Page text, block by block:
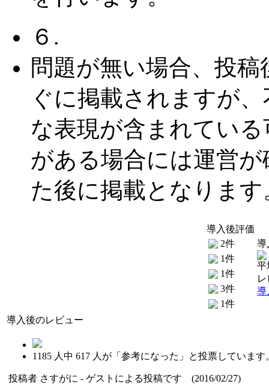
６.
問題が無い場合、投稿
ぐに掲載されますが
な表現が含まれている
がある場合には運営が
た後に掲載となります
導入後評価
2件
1件
1件
3件
1件
導
平
導
導入後のレビュー
1185 人中 617 人が「参考になった」と投票しています
投稿者 さすがに - ゲストによる投稿です (2016/02/27)